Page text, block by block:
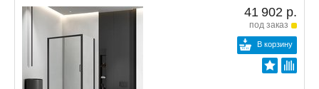
41 902 р.
под заказ
В корзину